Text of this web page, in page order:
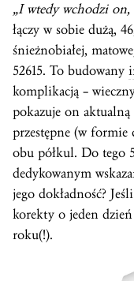
„I wtedy wchodzi on,
łączy w sobie dużą,
śnieżnobiałej,
52615. To budowany
komplikacją –
pokazuje on
przestępne (w formie
obu półkul. Do tego
dedykowanym
jego dokładność?
korekty o jeden
roku(!).